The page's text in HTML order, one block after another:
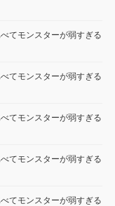
てモンスターが弱すぎる
てモンスターが弱すぎる
てモンスターが弱すぎる
てモンスターが弱すぎる
てモンスターが弱すぎる